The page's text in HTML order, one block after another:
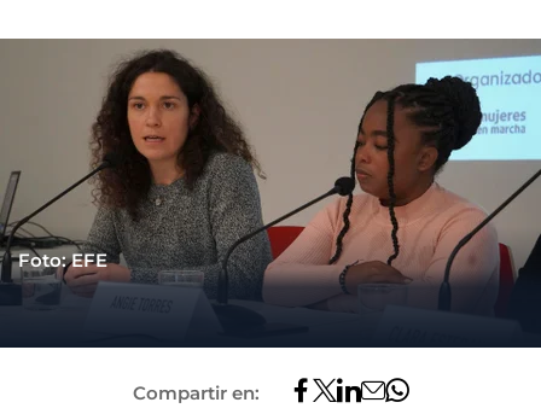
Foto: EFE
Compartir en: